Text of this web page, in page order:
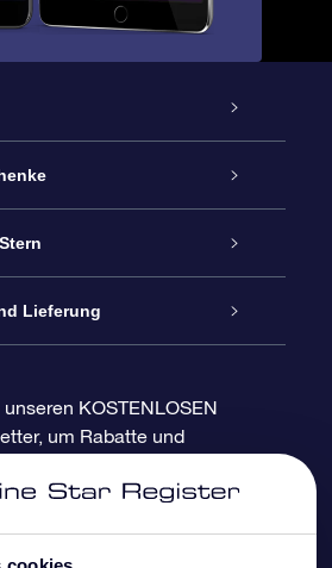
Sternseite
Lieferung
KOSTENLOSEN
um Rabatte und